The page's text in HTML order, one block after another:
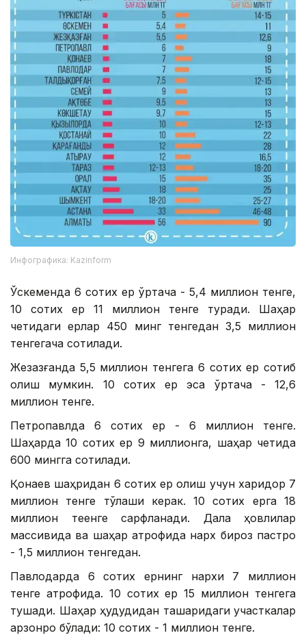
Инфографика: Kazinform
Ўскеменда 6 сотих ер ўртача - 5,4 миллион тенге,
10 сотих ер 11 миллион тенге туради. Шаҳар
четидаги ерлар 450 минг тенгедан 3,5 миллион
тенгегача сотилади.
Жезқазғанда 5,5 миллион тенгега 6 сотих ер сотиб
олиш мумкин. 10 сотих ер эса ўртача - 12,6
миллион тенге.
Петропавлда 6 сотих ер - 6 миллион тенге.
Шаҳарда 10 сотих ер 9 миллионга, шаҳар четида
600 мингга сотилади.
Қонаев шаҳридан 6 сотих ер олиш учун харидор 7
миллион тенге тўлаши керак. 10 сотих ерга 18
миллион теенге сарфланади. Дала ҳовлилар
массивида ва шаҳар атрофида нарх бироз пастроқ
- 1,5 миллион тенгедан.
Павлодарда 6 сотих ернинг нархи 7 миллион
тенге атрофида. 10 сотих ер 15 миллион тенгега
тушади. Шаҳар ҳудудидан ташқаридаги участкалар
арзонроқ бўлади: 10 сотих - 1 миллион тенге.